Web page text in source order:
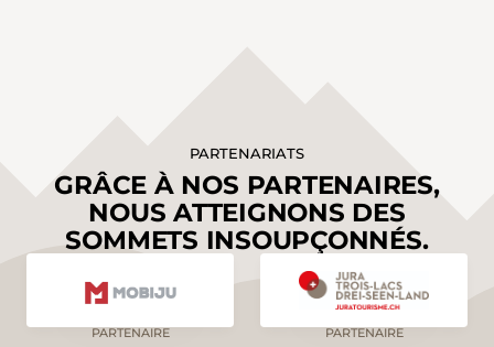
PARTENARIATS
GRÂCE À NOS PARTENAIRES,
NOUS ATTEIGNONS DES
SOMMETS INSOUPÇONNÉS.
PARTENAIRE PARTENAIRE